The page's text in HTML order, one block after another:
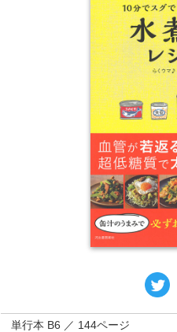
単行本 B6 ／ 144ページ